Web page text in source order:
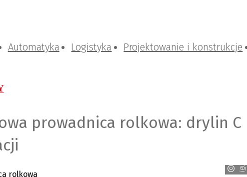
Automatyka Logistyka Projektowanie i konstrukcje
prowadnica rolkowa: drylin C
igus